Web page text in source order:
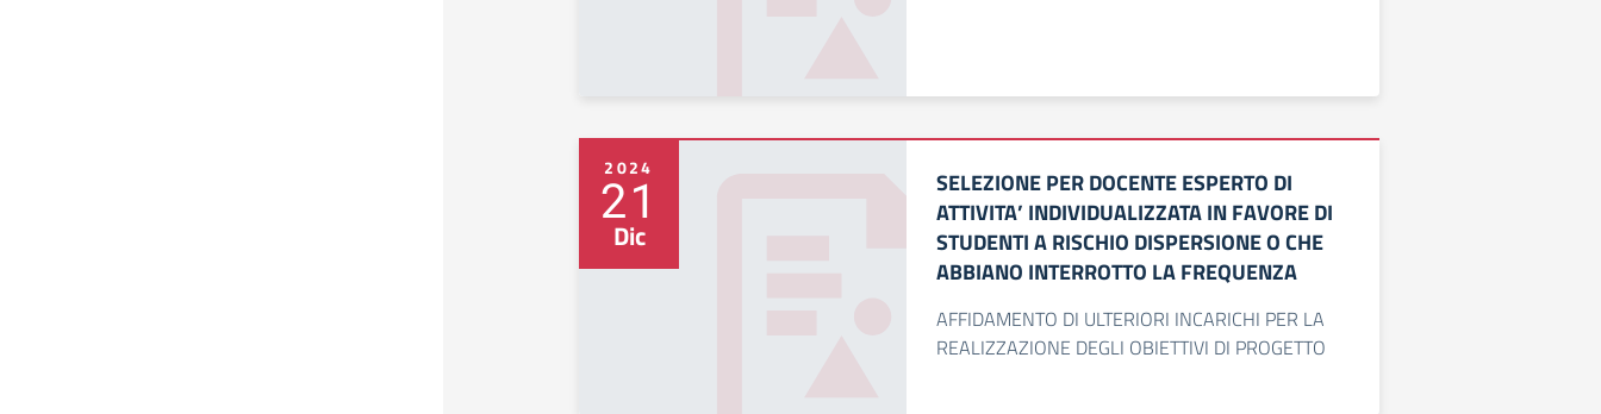
2024
21
Dic
SELEZIONE PER DOCENTE ESPERTO DI
ATTIVITA’ INDIVIDUALIZZATA IN FAVORE DI
STUDENTI A RISCHIO DISPERSIONE O CHE
ABBIANO INTERROTTO LA FREQUENZA
AFFIDAMENTO DI ULTERIORI INCARICHI PER LA
REALIZZAZIONE DEGLI OBIETTIVI DI PROGETTO